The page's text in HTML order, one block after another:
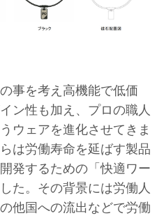
事を考え高機能で低価
ン性も加え、プロの職人
ウェアを進化させてきま
は労働寿命を延ばす製品
発するための「快適ワー
た。その背景には労働人
他国への流出などで労働